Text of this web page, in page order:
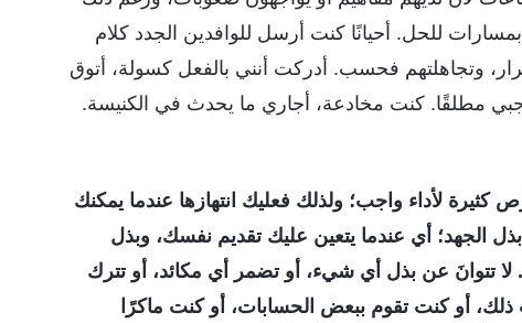
للحل. أحيانًا كنت أرسل للوافدين الجدد كلام
وتجاهلتهم فحسب. أدركت أنني بالفعل كسولة، أتوق
مطلقًا. كنت مخادعة، أجاري ما يحدث في الكنيسة.
كثيرة لأداء واجب؛ ولذلك فعليك انتهازها عندما يمكنك
الجهد؛ أي عندما يتعين عليك تقديم نفسك، وبذل
تتوانَ عن بذل أي شيء، أو تضمر أي مكائد، أو تترك
أو كنت تقوم ببعض الحسابات، أو كنت ماكرًا